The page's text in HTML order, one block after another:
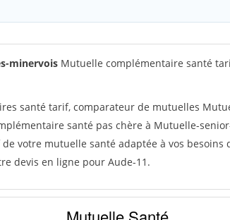
minervois Mutuelle complémentaire santé
santé tarif, comparateur de mutuelles
santé pas chère à Mutuelle-
votre mutuelle santé adaptée à vos
devis en ligne pour Aude-11.